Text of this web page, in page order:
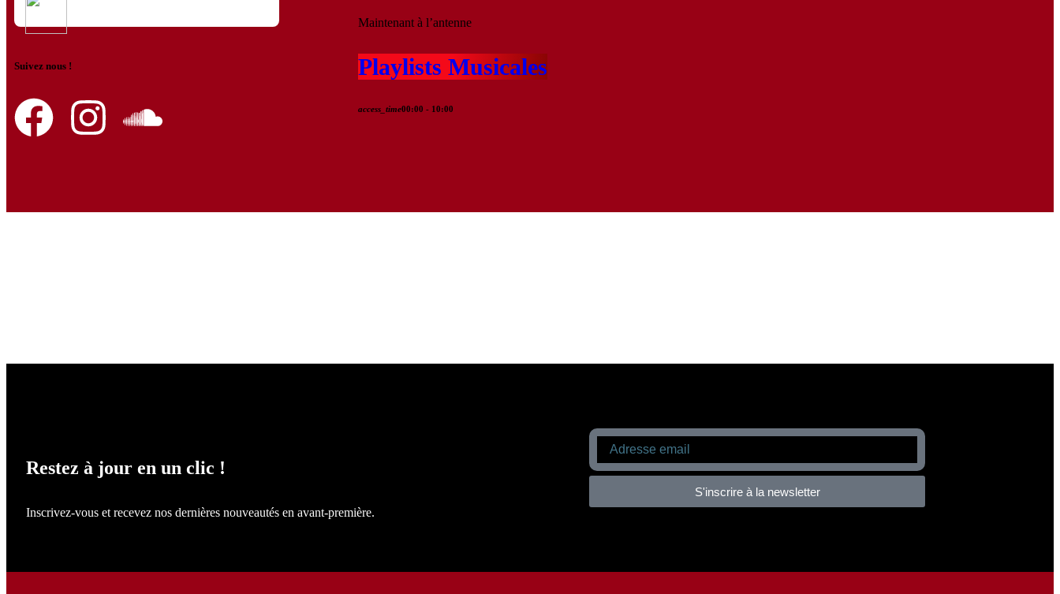
Suivez nous !
Maintenant à l’antenne
Playlists Musicales
access_time00:00 - 10:00
Restez à jour en un clic !
Inscrivez-vous et recevez nos dernières nouveautés en avant-première.
S'inscrire à la newsletter